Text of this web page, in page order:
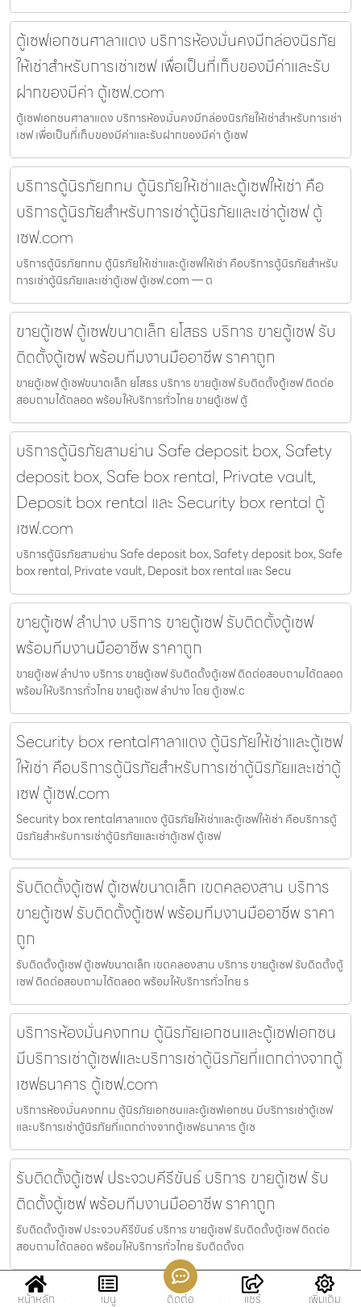
ตู้เซฟเอกชนศาลาแดง บริการห้องมั่นคงมีกล่องนิรภัย
ให้เช่าสำหรับการเช่าเซฟ เพื่อเป็นที่เก็บของมีค่าและรับ
ฝากของมีค่า ตู้เซฟ.com
ตู้เซฟเอกชนศาลาแดง บริการห้องมั่นคงมีกล่องนิรภัยให้เช่าสำหรับการเช่า
เซฟ เพื่อเป็นที่เก็บของมีค่าและรับฝากของมีค่า ตู้เซฟ
บริการตู้นิรภัยกทม ตู้นิรภัยให้เช่าและตู้เซฟให้เช่า คือ
บริการตู้นิรภัยสำหรับการเช่าตู้นิรภัยและเช่าตู้เซฟ ตู้
เซฟ.com
บริการตู้นิรภัยกทม ตู้นิรภัยให้เช่าและตู้เซฟให้เช่า คือบริการตู้นิรภัยสำหรับ
การเช่าตู้นิรภัยและเช่าตู้เซฟ ตู้เซฟ.com — ต
ขายตู้เซฟ ตู้เซฟขนาดเล็ก ยโสธร บริการ ขายตู้เซฟ รับ
ติดตั้งตู้เซฟ พร้อมทีมงานมืออาชีพ ราคาถูก
ขายตู้เซฟ ตู้เซฟขนาดเล็ก ยโสธร บริการ ขายตู้เซฟ รับติดตั้งตู้เซฟ ติดต่อ
สอบถามได้ตลอด พร้อมให้บริการทั่วไทย ขายตู้เซฟ ตู้
บริการตู้นิรภัยสามย่าน Safe deposit box, Safety
deposit box, Safe box rental, Private vault,
Deposit box rental และ Security box rental ตู้
เซฟ.com
บริการตู้นิรภัยสามย่าน Safe deposit box, Safety deposit box, Safe
box rental, Private vault, Deposit box rental และ Secu
ขายตู้เซฟ ลำปาง บริการ ขายตู้เซฟ รับติดตั้งตู้เซฟ
พร้อมทีมงานมืออาชีพ ราคาถูก
ขายตู้เซฟ ลำปาง บริการ ขายตู้เซฟ รับติดตั้งตู้เซฟ ติดต่อสอบถามได้ตลอด
พร้อมให้บริการทั่วไทย ขายตู้เซฟ ลำปาง โดย ตู้เซฟ.c
Security box rentalศาลาแดง ตู้นิรภัยให้เช่าและตู้เซฟ
ให้เช่า คือบริการตู้นิรภัยสำหรับการเช่าตู้นิรภัยและเช่าตู้
เซฟ ตู้เซฟ.com
Security box rentalศาลาแดง ตู้นิรภัยให้เช่าและตู้เซฟให้เช่า คือบริการตู้
นิรภัยสำหรับการเช่าตู้นิรภัยและเช่าตู้เซฟ ตู้เซฟ
รับติดตั้งตู้เซฟ ตู้เซฟขนาดเล็ก เขตคลองสาน บริการ
ขายตู้เซฟ รับติดตั้งตู้เซฟ พร้อมทีมงานมืออาชีพ ราคา
ถูก
รับติดตั้งตู้เซฟ ตู้เซฟขนาดเล็ก เขตคลองสาน บริการ ขายตู้เซฟ รับติดตั้งตู้
เซฟ ติดต่อสอบถามได้ตลอด พร้อมให้บริการทั่วไทย ร
บริการห้องมั่นคงกทม ตู้นิรภัยเอกชนและตู้เซฟเอกชน
มีบริการเช่าตู้เซฟและบริการเช่าตู้นิรภัยที่แตกต่างจากตู้
เซฟธนาคาร ตู้เซฟ.com
บริการห้องมั่นคงกทม ตู้นิรภัยเอกชนและตู้เซฟเอกชน มีบริการเช่าตู้เซฟ
และบริการเช่าตู้นิรภัยที่แตกต่างจากตู้เซฟธนาคาร ตู้เซ
รับติดตั้งตู้เซฟ ประจวบคีรีขันธ์ บริการ ขายตู้เซฟ รับ
ติดตั้งตู้เซฟ พร้อมทีมงานมืออาชีพ ราคาถูก
รับติดตั้งตู้เซฟ ประจวบคีรีขันธ์ บริการ ขายตู้เซฟ รับติดตั้งตู้เซฟ ติดต่อ
สอบถามได้ตลอด พร้อมให้บริการทั่วไทย รับติดตั้งต
เช่าตู้เซฟBTS ศาลาแดง บริการตู้เซฟสำหรับการเช่าตู้
หน้าหลัก เมนู ติดต่อ แชร์ เพิ่มเติม